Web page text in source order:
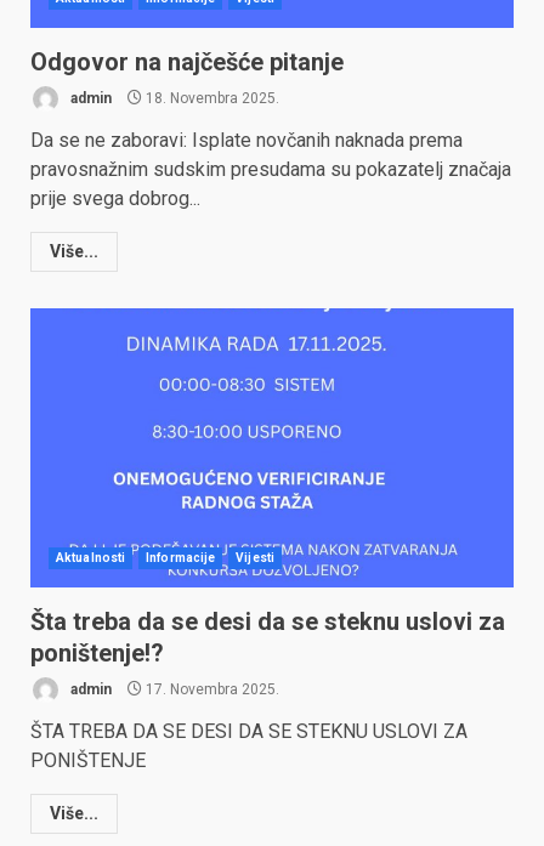
Odgovor na najčešće pitanje
admin 18. Novembra 2025.
Da se ne zaboravi: Isplate novčanih naknada prema
pravosnažnim sudskim presudama su pokazatelj značaja
prije svega dobrog...
Više...
Aktualnosti Informacije Vijesti
Šta treba da se desi da se steknu uslovi za
poništenje!?
admin 17. Novembra 2025.
ŠTA TREBA DA SE DESI DA SE STEKNU USLOVI ZA
PONIŠTENJE
Više...